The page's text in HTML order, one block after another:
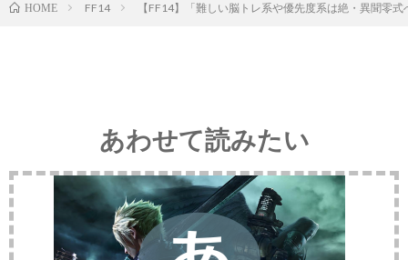
HOME FF14 【FF14】「難しい脳トレ系や優先度系は絶・異聞零
あわせて読みたい